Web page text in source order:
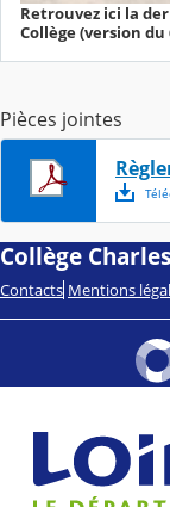
Retrouvez ici la
Collège (version du
Pièces jointes
Collège
Contacts Mentions